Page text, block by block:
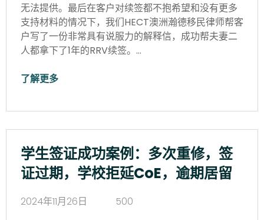
无法提供。最后在客户对续签都不抱希望和没有更多
支持材料的情况下，我们HECT澳洲瀚德移民律师帮客
户写了一份非常具有说服力的解释信，成功帮夫妻二
人都拿下了1年的RRV续签。…
了解更多
学生签证成功案例：多次重修，签
证过期，学校拒延CoE，逾期居留
2024年11月26日
500